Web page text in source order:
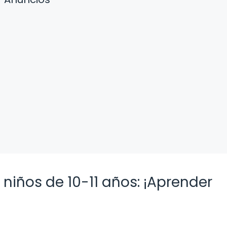
de 10-11 años: ¡Aprender